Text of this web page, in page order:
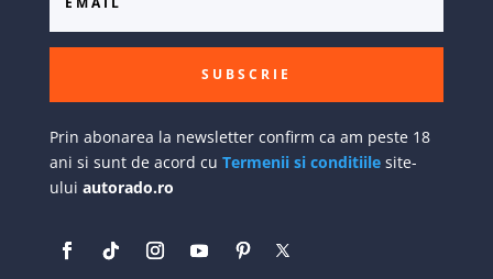
SUBSCRIE
Prin abonarea la newsletter confirm ca am peste 18
ani si sunt de acord cu Termenii si conditiilesite-
ului autorado.ro